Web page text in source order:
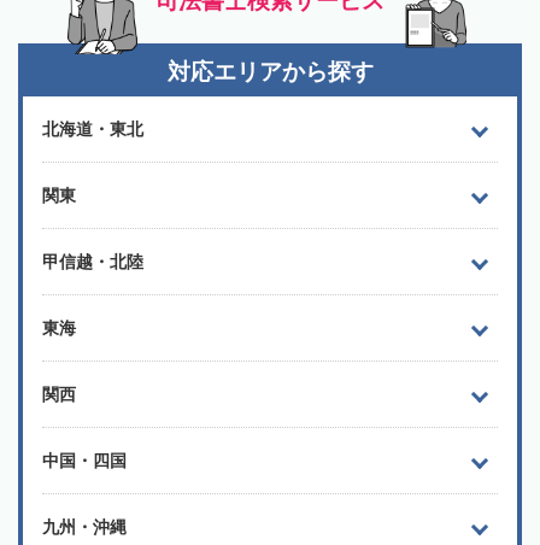
対応エリアから探す
北海道・東北
関東
甲信越・北陸
東海
関西
中国・四国
九州・沖縄